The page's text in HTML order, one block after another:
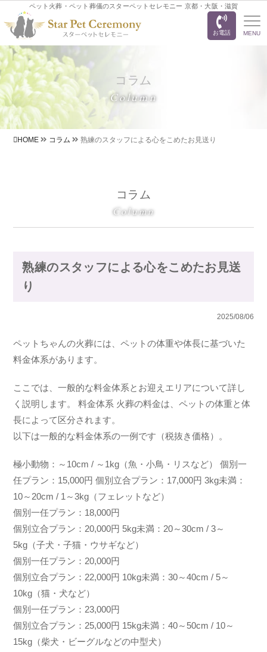
ペット火葬・ペット葬儀のスターペットセレモニー 京都・大阪・滋賀
お電話 MENU
コラム
Column
HOME コラム 熟練のスタッフによる心をこめたお見送り
コラム
Column
熟練のスタッフによる心をこめたお見送
り
2025/08/06
ペットちゃんの火葬には、ペットの体重や体長に基づいた
料金体系があります。
ここでは、一般的な料金体系とお迎えエリアについて詳し
く説明します。 料金体系 火葬の料金は、ペットの体重と体
長によって区分されます。
以下は一般的な料金体系の一例です（税抜き価格）。
極小動物：～10cm / ～1kg（魚・小鳥・リスなど） 個別一
任プラン：15,000円 個別立合プラン：17,000円 3kg未満：
10～20cm / 1～3kg（フェレットなど）
個別一任プラン：18,000円
個別立合プラン：20,000円 5kg未満：20～30cm / 3～
5kg（子犬・子猫・ウサギなど）
個別一任プラン：20,000円
個別立合プラン：22,000円 10kg未満：30～40cm / 5～
10kg（猫・犬など）
個別一任プラン：23,000円
個別立合プラン：25,000円 15kg未満：40～50cm / 10～
15kg（柴犬・ビーグルなどの中型犬）